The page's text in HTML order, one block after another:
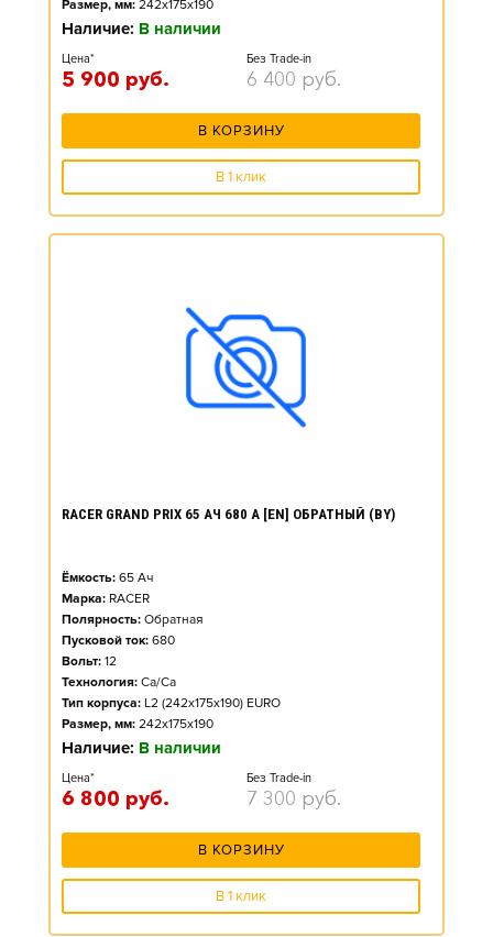
Размер, мм: 242x175x190
Наличие: В наличии
Цена*
5 900 руб.
Без Trade-in
6 400 руб.
В КОРЗИНУ
В 1 клик
RACER GRAND PRIX 65 АЧ 680 А [EN] ОБРАТНЫЙ (BY)
Ёмкость: 65 Ач
Марка: RACER
Полярность: Обратная
Пусковой ток: 680
Вольт: 12
Технология: Ca/Ca
Тип корпуса: L2 (242x175x190) EURO
Размер, мм: 242x175x190
Наличие: В наличии
Цена*
6 800 руб.
Без Trade-in
7 300 руб.
В КОРЗИНУ
В 1 клик